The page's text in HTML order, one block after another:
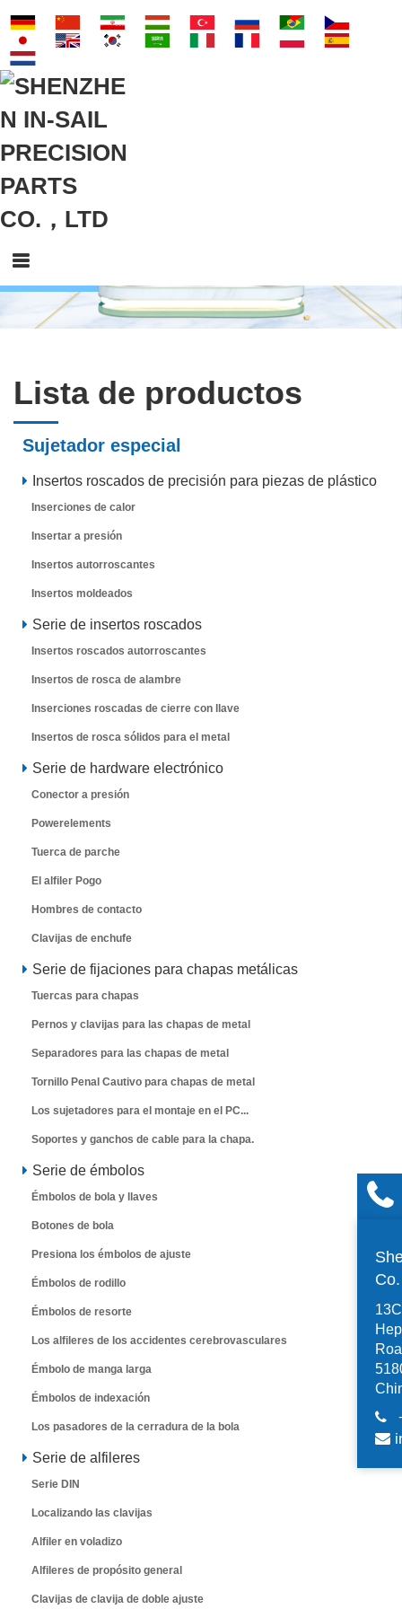
Lista de productos
Sujetador especial
Insertos roscados de precisión para piezas de plástico
Inserciones de calor
Insertar a presión
Insertos autorroscantes
Insertos moldeados
Serie de insertos roscados
Insertos roscados autorroscantes
Insertos de rosca de alambre
Inserciones roscadas de cierre con llave
Insertos de rosca sólidos para el metal
Serie de hardware electrónico
Conector a presión
Powerelements
Tuerca de parche
El alfiler Pogo
Hombres de contacto
Clavijas de enchufe
Serie de fijaciones para chapas metálicas
Tuercas para chapas
Pernos y clavijas para las chapas de metal
Separadores para las chapas de metal
Tornillo Penal Cautivo para chapas de metal
Los sujetadores para el montaje en el PC...
Soportes y ganchos de cable para la chapa.
Serie de émbolos
Émbolos de bola y llaves
Botones de bola
Presiona los émbolos de ajuste
Émbolos de rodillo
Émbolos de resorte
Los alfileres de los accidentes cerebrovasculares
Émbolo de manga larga
Émbolos de indexación
Los pasadores de la cerradura de la bola
Serie de alfileres
Serie DIN
Localizando las clavijas
Alfiler en voladizo
Alfileres de propósito general
Clavijas de clavija de doble ajuste